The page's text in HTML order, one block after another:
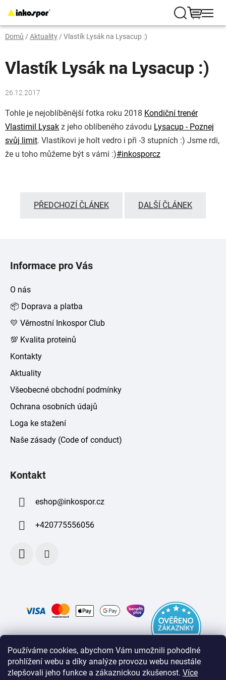
Používáme cookies, abychom Vám umožnili pohodlné
prohlížení webu a díky analýze provozu webu neustále
zlepšovali jeho funkce a zákaznickou zkušenost. Více
na
obsah
Hledat
Domů / Aktuality/ Vlastík Lysák na Lysacup :)
Vlastík Lysák na Lysacup :)
26.12.2017
Tohle je nejoblíběnější fotka roku 2018 Kondiční trenér
Vlastimil Lysak z jeho oblíbeného závodu Lysacup - Poznej
svůj limit. Vlastíkovi je holt vedro i při -3 stupních :) Jsme rdi,
že u toho můžeme být s vámi :)#inkosporcz
PŘEDCHOZÍ ČLÁNEK DALŠÍ ČLÁNEK
Informace pro Vás
O nás
📦 Doprava a platba
💛 Věrnostní Inkospor Club
💯 Kvalita proteinů
Kontakty
Aktuality
Všeobecné obchodní podmínky
Ochrana osobních údajů
Loga ke stažení
Naše zásady (Code of conduct)
Kontakt
eshop@inkospor.cz
+420775556056